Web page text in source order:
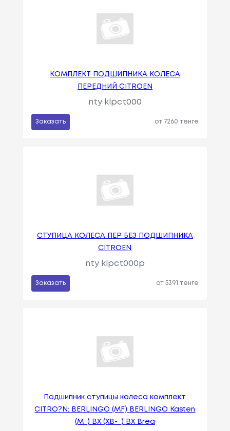
КОМПЛЕКТ ПОДШИПНИКА КОЛЕСА
ПЕРЕДНИЙ CITROEN
nty klpct000
Заказать от 7260 тенге
СТУПИЦА КОЛЕСА ПЕР БЕЗ ПОДШИПНИКА
CITROEN
nty klpct000p
Заказать от 5391 тенге
Подшипник ступицы колеса комплект
CITRO?N: BERLINGO (MF) BERLINGO Kasten
(M_) BX (XB-_) BX Brea